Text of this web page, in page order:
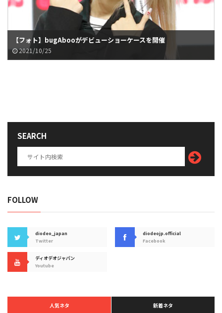
【フォト】bugAbooがデビューショーケースを開催
2021/10/25
SEARCH
FOLLOW
diodeo_japan
Twitter
diodeojp.official
Facebook
ディオデオジャパン
Youtube
人気ネタ 新着ネタ